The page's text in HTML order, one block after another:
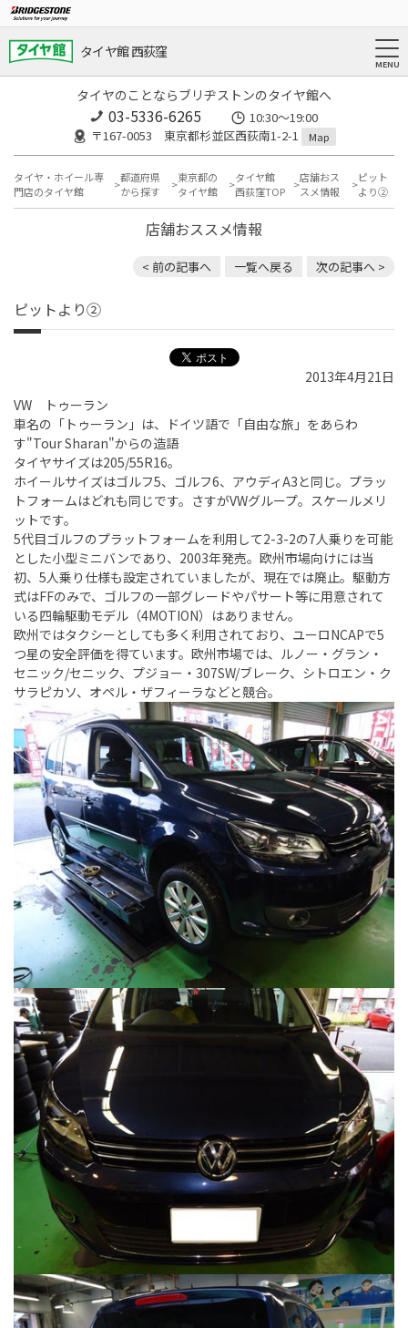
タイヤ館 西荻窪
タイヤのことならブリヂストンのタイヤ館へ
03-5336-6265
10:30～19:00
〒167-0053 東京都杉並区西荻南1-2-1
Map
タイヤ・ホイール専
門店のタイヤ館
都道府県
から探す
東京都の
タイヤ館
タイヤ館
西荻窪TOP
店舗おス
スメ情報
ピット
より②
店舗おススメ情報
< 前の記事へ 一覧へ戻る 次の記事へ >
ピットより②
2013年4月21日
VW トゥーラン
車名の「トゥーラン」は、ドイツ語で「自由な旅」をあらわ
す"Tour Sharan"からの造語
タイヤサイズは205/55R16。
ホイールサイズはゴルフ5、ゴルフ6、アウディA3と同じ。プラッ
トフォームはどれも同じです。さすがVWグループ。スケールメリ
ットです。
5代目ゴルフのプラットフォームを利用して2-3-2の7人乗りを可能
とした小型ミニバンであり、2003年発売。欧州市場向けには当
初、5人乗り仕様も設定されていましたが、現在では廃止。駆動方
式はFFのみで、ゴルフの一部グレードやパサート等に用意されて
いる四輪駆動モデル（4MOTION）はありません。
欧州ではタクシーとしても多く利用されており、ユーロNCAPで5
つ星の安全評価を得ています。欧州市場では、ルノー・グラン・
セニック/セニック、プジョー・307SW/ブレーク、シトロエン・ク
サラピカソ、オペル・ザフィーラなどと競合。